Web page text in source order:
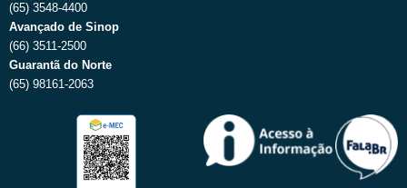
(65) 3548-4400
Avançado de Sinop
(66) 3511-2500
Guarantã do Norte
(65) 98161-2063